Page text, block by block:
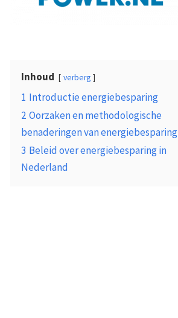
Inhoud verberg
1 Introductie energiebesparing
2 Oorzaken en methodologische
benaderingen van energiebesparing
3 Beleid over energiebesparing in
Nederland